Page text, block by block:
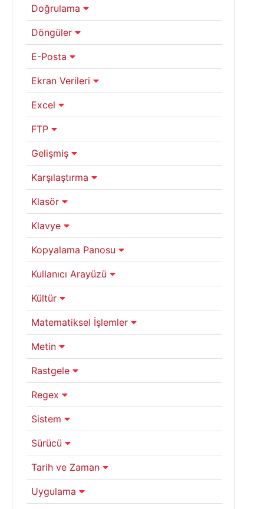
Doğrulama
Döngüler
E-Posta
Ekran Verileri
Excel
FTP
Gelişmiş
Karşılaştırma
Klasör
Klavye
Kopyalama Panosu
Kullanıcı Arayüzü
Kültür
Matematiksel İşlemler
Metin
Rastgele
Regex
Sistem
Sürücü
Tarih ve Zaman
Uygulama